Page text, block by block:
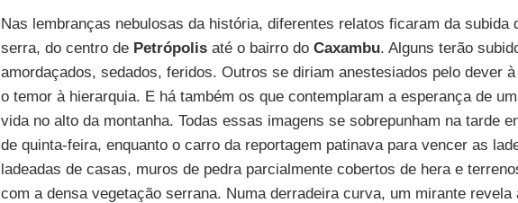
Nas lembranças nebulosas da história, diferentes relatos ficaram da subida
serra, do centro de Petrópolis até o bairro do Caxambu. Alguns terão
amordaçados, sedados, feridos. Outros se diriam anestesiados pelo dever
o temor à hierarquia. E há também os que contemplaram a esperança de
vida no alto da montanha. Todas essas imagens se sobrepunham na tarde
de quinta-feira, enquanto o carro da reportagem patinava para vencer as
ladeadas de casas, muros de pedra parcialmente cobertos de hera e
com a densa vegetação serrana. Numa derradeira curva, um mirante revela